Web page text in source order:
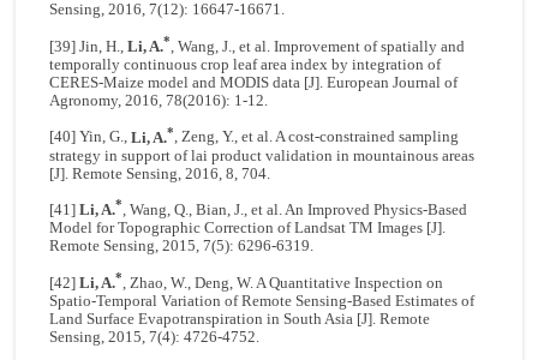
Sensing, 2016, 7(12): 16647-16671.
[39] Jin, H.,Li, A.*, Wang, J., et al. Improvement of spatially and
temporally continuous crop leaf area index by integration of
CERES-Maize model and MODIS data [J]. European Journal of
Agronomy, 2016, 78(2016): 1-12.
[40] Yin, G.,Li, A.*, Zeng, Y., et al. A cost-constrained sampling
strategy in support of lai product validation in mountainous areas
[J]. Remote Sensing, 2016, 8, 704.
[41]Li, A.*, Wang, Q., Bian, J., et al. An Improved Physics-Based
Model for Topographic Correction of Landsat TM Images [J].
Remote Sensing, 2015, 7(5): 6296-6319.
[42]Li, A.*, Zhao, W., Deng, W. A Quantitative Inspection on
Spatio-Temporal Variation of Remote Sensing-Based Estimates of
Land Surface Evapotranspiration in South Asia [J]. Remote
Sensing, 2015, 7(4): 4726-4752.